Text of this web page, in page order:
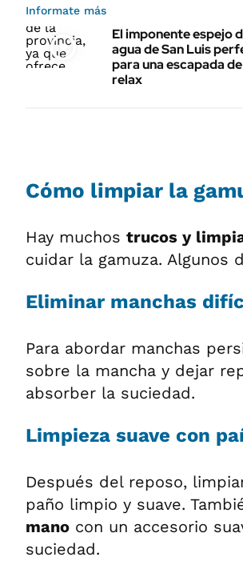
Informate más
El imponente espejo
agua de San Luis
para una escapada de
relax
Cómo limpiar la
Hay muchos trucos y
cuidar la gamuza. Algunos
Eliminar manchas
Para abordar manchas
sobre la mancha y dejar
absorber la suciedad.
Limpieza suave con
Después del reposo,
paño limpio y suave.
mano con un accesorio
suciedad.